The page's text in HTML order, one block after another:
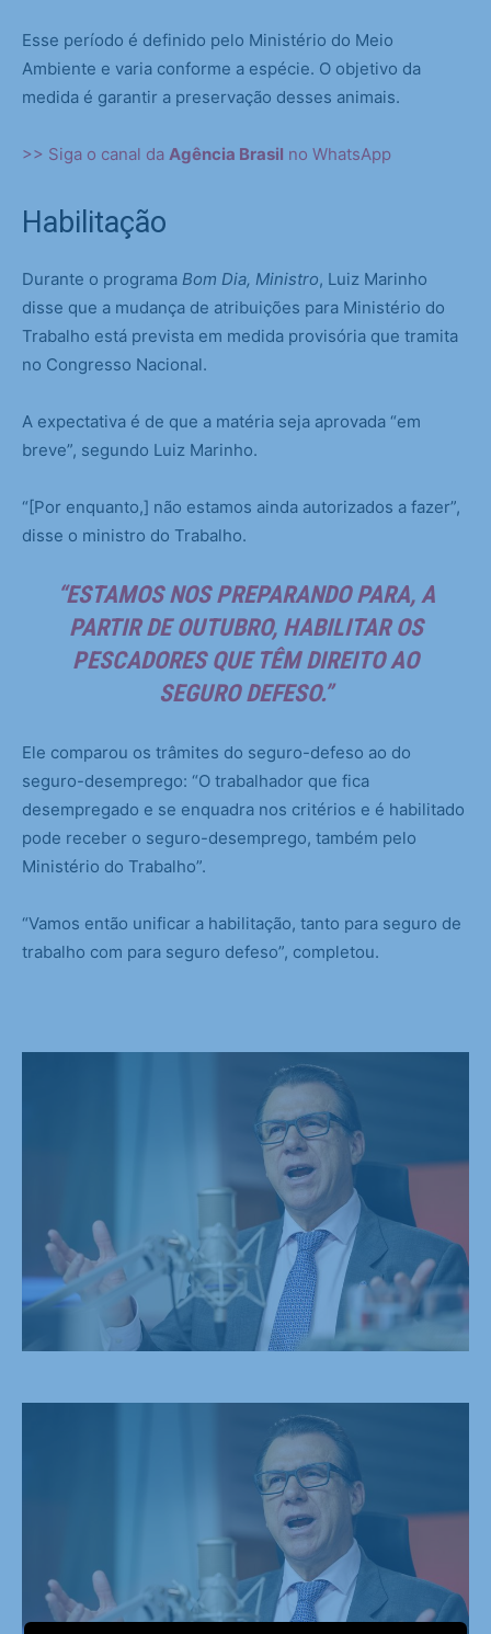
Esse período é definido pelo Ministério do Meio
Ambiente e varia conforme a espécie. O objetivo da
medida é garantir a preservação desses animais.
>> Siga o canal da Agência Brasil no WhatsApp
Habilitação
Durante o programa Bom Dia, Ministro, Luiz Marinho
disse que a mudança de atribuições para Ministério do
Trabalho está prevista em medida provisória que tramita
no Congresso Nacional.
A expectativa é de que a matéria seja aprovada “em
breve”, segundo Luiz Marinho.
“[Por enquanto,] não estamos ainda autorizados a fazer”,
disse o ministro do Trabalho.
“ESTAMOS NOS PREPARANDO PARA, A
PARTIR DE OUTUBRO, HABILITAR OS
PESCADORES QUE TÊM DIREITO AO
SEGURO DEFESO.”
Ele comparou os trâmites do seguro-defeso ao do
seguro-desemprego: “O trabalhador que fica
desempregado e se enquadra nos critérios e é habilitado
pode receber o seguro-desemprego, também pelo
Ministério do Trabalho”.
“Vamos então unificar a habilitação, tanto para seguro de
trabalho com para seguro defeso”, completou.